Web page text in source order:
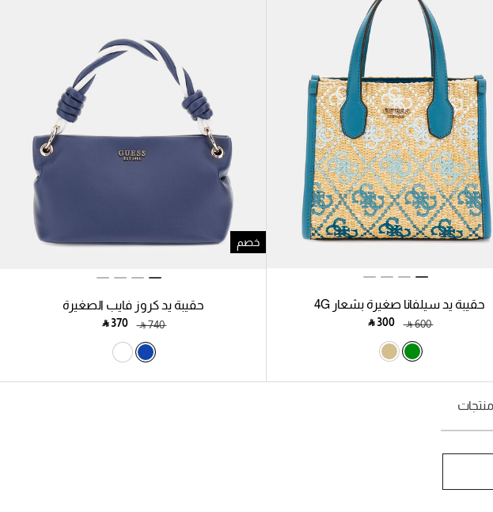
حقيبة يد سيلفانا صغيرة بشعار 4G
‎ ⃁ ⁦600⁩ ‎
‎ ⃁ ⁦300⁩ ‎
خصم
حقيبة يد كروز فايب الصغيرة
‎ ⃁ ⁦740⁩ ‎
‎ ⃁ ⁦370⁩ ‎